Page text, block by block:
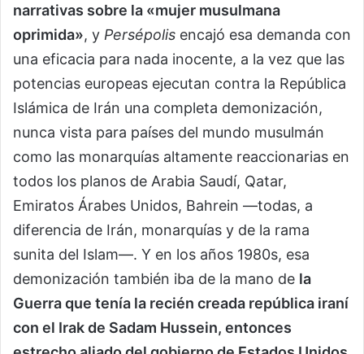
narrativas sobre la «mujer musulmana
oprimida», y Persépolis encajó esa demanda con
una eficacia para nada inocente, a la vez que las
potencias europeas ejecutan contra la República
Islámica de Irán una completa demonización,
nunca vista para países del mundo musulmán
como las monarquías altamente reaccionarias en
todos los planos de Arabia Saudí, Qatar,
Emiratos Árabes Unidos, Bahrein —todas, a
diferencia de Irán, monarquías y de la rama
sunita del Islam—. Y en los años 1980s, esa
demonización también iba de la mano de la
Guerra que tenía la recién creada república iraní
con el Irak de Sadam Hussein, entonces